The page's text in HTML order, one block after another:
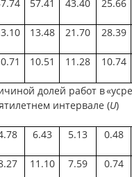
57.41 43.40 25.66
13.48 21.70 28.39
10.51 11.28 10.74
долей работ в
интервале (U)
6.43 5.13 0.48
11.10 7.59 0.74